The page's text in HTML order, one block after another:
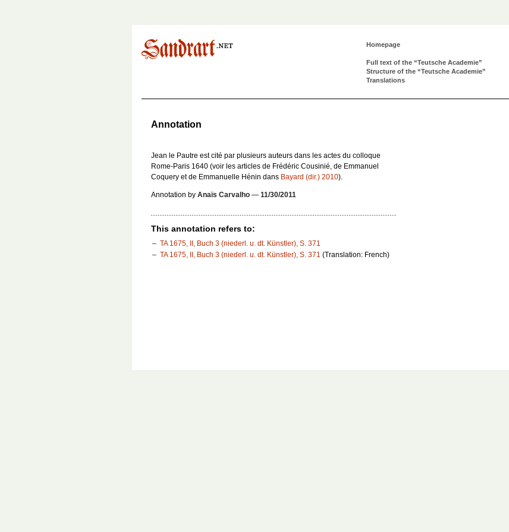
Homepage
Full text of the “Teutsche Academie”
Structure of the “Teutsche Academie”
Translations
Annotation
Jean le Pautre est cité par plusieurs auteurs dans les actes du colloque
Rome-Paris 1640 (voir les articles de Frédéric Cousinié, de Emmanuel
Coquery et de Emmanuelle Hénin dans Bayard (dir.) 2010).
Annotation by Anaïs Carvalho — 11/30/2011
This annotation refers to:
TA 1675, II, Buch 3 (niederl. u. dt. Künstler), S. 371
TA 1675, II, Buch 3 (niederl. u. dt. Künstler), S. 371 (Translation: French)